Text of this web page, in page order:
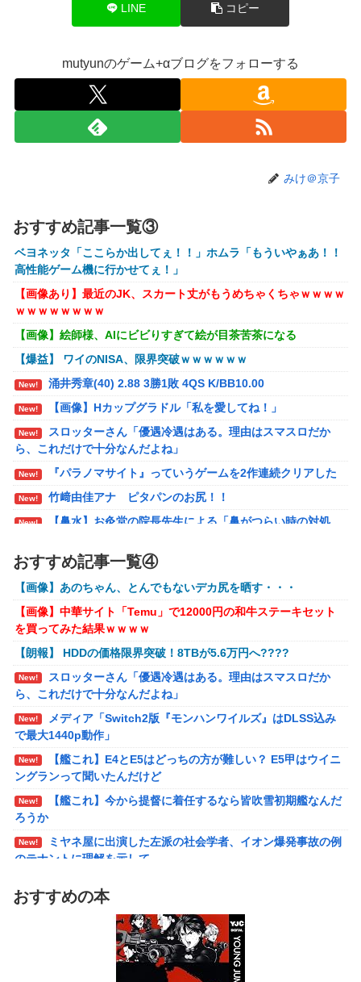
New!
【悲報】風俗嬢やってる女の末路ｗｗｗｗｗｗｗｗｗ
【警告】社会人「スムージーにキウイ皮ごと入れよ。
これ美容にいいんだよね〜」→ 結果…
定！クロロの演劇のせいで2人も無駄死ににwwww
New!
オコエ瑠偉、メキシコに渡って2球団を即クビ→SNS
更新が3ヶ月間止まって消息不明に
New!
町の弁当屋「申し訳ないが消費税1%になったらその
分商品代を値上げするわ」
New!
パパ活不倫を暴露された大物芸人さん(63)、晒された
LINEが面白すぎるｗｗｗｗｗｗｗｗｗ(画像ｱﾘ)
New! 【悲報】黒人、卑怯すぎて炎上するｗｗｗｗ
New!
【悲報】有名漫画家、がんを公表「大腸癌になってし
まいました。肝臓に転移も見られてステージ4です」
New!
【ROBOT魂】 88,000のミーティアが二次も即完売な
の大人気すぎる…
New! ブラッドボーン全クリしたんだが
New!
【ナイトレイン】 舐め腐ったネタビルドで床舐めし
New!
【ウルトラQ】 「ナメゴン」とかいうシリーズ初の宇
宙怪獣
【画像】『金田一少年の事件簿』で好きな死体ランキング１
位がこちら！
【ウマ娘】夜に食べるアイスおいち！「きーん」ってする
ち。
【にじさんじ】本日20時から、ののはとあゆゆでコラボ！
部屋作りゲーム、確率で出現するイカを見るとクラッシュす
る不具合が発生
LINE コピー
mutyunのゲーム+αブログをフォローする
みけ＠京子
おすすめ記事一覧③
ベヨネッタ「ここらか出してぇ！！」ホムラ「もういやぁあ！！
高性能ゲーム機に行かせてぇ！」
【画像あり】最近のJK、スカート丈がもうめちゃくちゃｗｗｗｗ
ｗｗｗｗｗｗｗｗ
【画像】絵師様、AIにビビりすぎて絵が目茶苦茶になる
【爆益】 ワイのNISA、限界突破ｗｗｗｗｗｗ
New! 涌井秀章(40) 2.88 3勝1敗 4QS K/BB10.00
New! 【画像】Hカップグラドル「私を愛してね！」
New!
スロッターさん「優遇冷遇はある。理由はスマスロだか
ら、これだけで十分なんだよね」
New! 『パラノマサイト』っていうゲームを2作連続クリアした
New! 竹﨑由佳アナ ピタパンのお尻！！
New!
【鼻水】お灸堂の院長先生による「鼻がつらい時の対処
New!
メディア「Switch2版『モンハンワイルズ』はDLSS込み
で最大1440p動作」
New!
【艦これ】E4とE5はどっちの方が難しい？ E5甲はウイニ
ングランって聞いたんだけど
New!
【艦これ】今から提督に着任するなら皆吹雪初期艦なんだ
ろうか
【ライザのアトリエ】キューズQ「ライザ(ライザリン・シ
ュタウト)ウェディングStyle」フィギュア【予約開始】
New!
【〈物語〉シリーズ】セガ「忍野忍」「斧乃木余接」プラ
イズフィギュア【彩色原型公開】
New!
【バンダイ】「食玩」「プライズ」「ガシャポン」2026年
8月発売商品【発売スケジュール】
New! 結婚相談所職員さん、子なし女にド正論を述べてしまう…
週間少年ジャンプのグッズ(43億円分)を注文してキャンセ
ルした32歳女が逮捕
籍だった模様…自称インフルエンサー→実際はフェラーリの見積
もりだけ投稿など嘘だらけｗｗｗｗｗｗｗｗ
【悲報】桐谷さん「人生かけて7億円貯めたのにガンで死
ぬかも。もっと素直に遊べばよかった。」
れいわ新選組、党名変更を発表 新党名は...
おすすめ記事一覧④
【画像】あのちゃん、とんでもないデカ尻を晒す・・・
【画像】中華サイト「Temu」で12000円の和牛ステーキセット
を買ってみた結果ｗｗｗｗ
【朗報】 HDDの価格限界突破！8TBが5.6万円へ????
New!
スロッターさん「優遇冷遇はある。理由はスマスロだか
ら、これだけで十分なんだよね」
New!
メディア「Switch2版『モンハンワイルズ』はDLSS込み
で最大1440p動作」
New!
【艦これ】E4とE5はどっちの方が難しい？ E5甲はウイニ
ングランって聞いたんだけど
New!
【艦これ】今から提督に着任するなら皆吹雪初期艦なんだ
ろうか
New!
ミヤネ屋に出演した左派の社会学者、イオン爆発事故の例
のテナントに理解を示して……
New!
「こんな事になるんやから強制置き配は止めておくべき」
とユーザーがドン引き、UberEatsが導入した強制置き配が起こし
女さん、ワンピースグッズを大量注文→全キャンセルで逮
おすすめの本